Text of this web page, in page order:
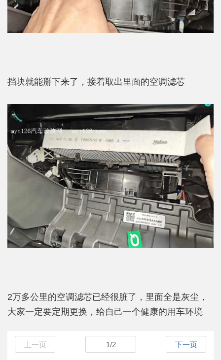
挡块就能掰下来了，接着取出里面的空调滤芯
2万多公里的空调滤芯已经很脏了，里面全是灰尘，
大家一定要定期更换，给自己一个健康的用车环境
上一页 1/2 下一页